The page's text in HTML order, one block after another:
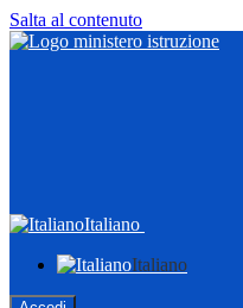
Salta al contenuto
Italiano
Italiano